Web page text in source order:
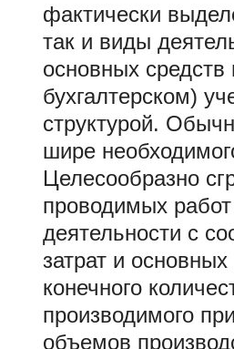
фактически
так и виды
основных
бухгалтерском)
структурой.
шире
Целесообразно
проводимых
деятельности с
затрат и
конечного
производимого
объемов